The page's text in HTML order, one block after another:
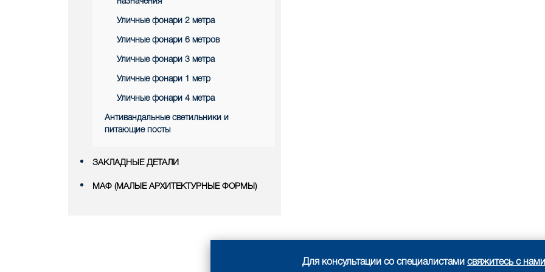
Уличные фонари 2 метра
Уличные фонари 6 метров
Уличные фонари 3 метра
Уличные фонари 1 метр
Уличные фонари 4 метра
Антивандальные светильники и
питающие посты
ЗАКЛАДНЫЕ ДЕТАЛИ
МАФ (МАЛЫЕ АРХИТЕКТУРНЫЕ ФОРМЫ)
Для консультации со специалистами свяжитесь с нами